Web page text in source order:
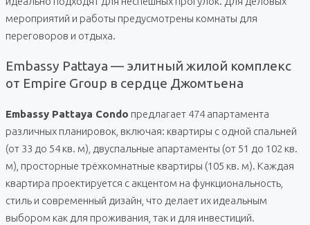
мероприятий и работы предусмотрены комнаты для
переговоров и отдыха.
Embassy Pattaya — элитный жилой комплекс
от Empire Group в сердце Джомтьена
Embassy Pattaya Condo предлагает 474 апартамента
различных планировок, включая: квартиры с одной спальней
(от 33 до 54 кв. м), двуспальные апартаменты (от 51 до 102 кв.
м), просторные трёхкомнатные квартиры (105 кв. м). Каждая
квартира проектируется с акцентом на функциональность,
стиль и современный дизайн, что делает их идеальным
выбором как для проживания, так и для инвестиций.